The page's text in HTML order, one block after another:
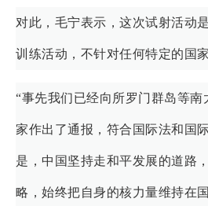
对此，毛宁表示，这次试射活动
训练活动，不针对任何特定的国家
“事先我们已经向所罗门群岛等南
家作出了通报，符合国际法和国
是，中国坚持走和平发展的道路
略，始终把自身的核力量维持在